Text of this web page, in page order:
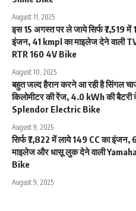
August 11, 2025
इस 15 अगस्त पर ले जाये सिर्फ ₹7,519 में
इंजन, 41 kmpl का माइलेज देने वाली
RTR 160 4V Bike
August 10, 2025
बहुत जल्द हैरान करने आ रही है सिंगल
किलोमीटर की रेंज, 4.0 kWh की बैटरी
Splendor Electric Bike
August 9, 2025
सिर्फ ₹7,822 में लाये 149 CC का
माइलेज और धासू लुक देने वाली
Bike
August 9, 2025